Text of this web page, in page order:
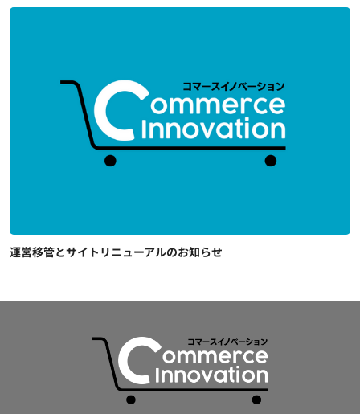
運営移管とサイトリニューアルのお知らせ